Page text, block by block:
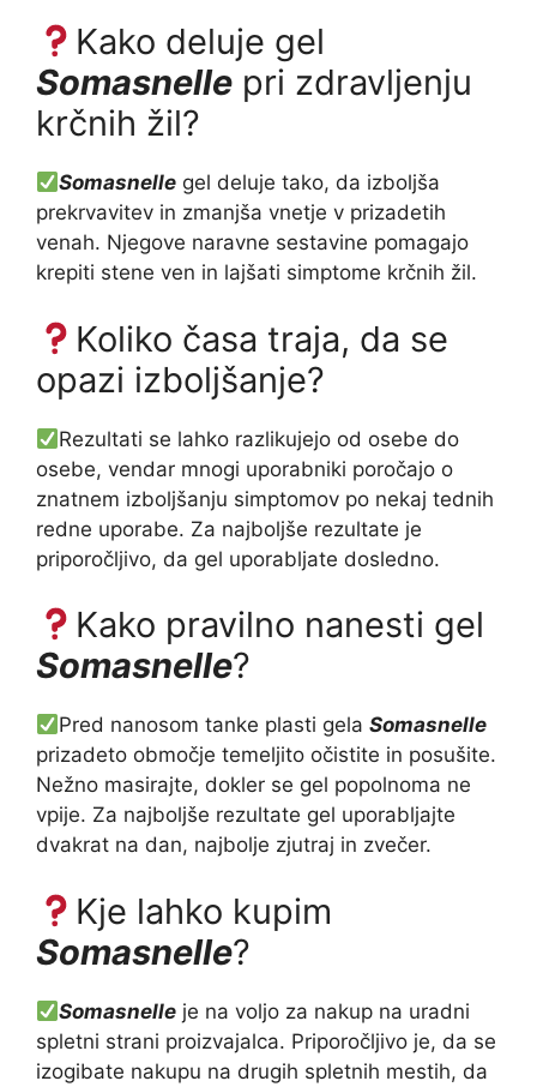
Kako deluje gel
Somasnelle pri zdravljenju
krčnih žil?
Somasnelle gel deluje tako, da izboljša
prekrvavitev in zmanjša vnetje v prizadetih
venah. Njegove naravne sestavine pomagajo
krepiti stene ven in lajšati simptome krčnih žil.
Koliko časa traja, da se
opazi izboljšanje?
Rezultati se lahko razlikujejo od osebe do
osebe, vendar mnogi uporabniki poročajo o
znatnem izboljšanju simptomov po nekaj tednih
redne uporabe. Za najboljše rezultate je
priporočljivo, da gel uporabljate dosledno.
Kako pravilno nanesti gel
Somasnelle?
Pred nanosom tanke plasti gelaSomasnelle
prizadeto območje temeljito očistite in posušite.
Nežno masirajte, dokler se gel popolnoma ne
vpije. Za najboljše rezultate gel uporabljajte
dvakrat na dan, najbolje zjutraj in zvečer.
Kje lahko kupim
Somasnelle?
Somasnelle je na voljo za nakup na uradni
spletni strani proizvajalca. Priporočljivo je, da se
izogibate nakupu na drugih spletnih mestih, da